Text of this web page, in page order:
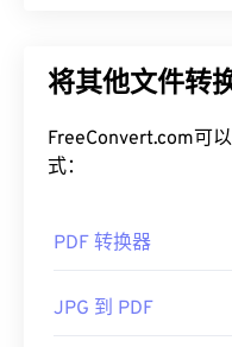
之一。PDF 之所以如
都始终保持一致。
大多数人需要打开
无疑是市面上最受欢迎
将其他文件转
FreeConvert.com可
式：
PDF 转换器
JPG 到 PDF